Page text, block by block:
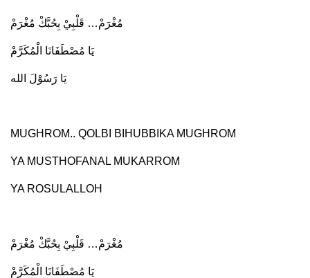
مُغْرَمْ… قَلْبِيْ بِحُبَّكْ مُغْرَمْ
يَا مُصْطَفَانَا الْمُكَرَّمْ
يَا رَسُوْلَ الله
MUGHROM.. QOLBI BIHUBBIKA MUGHROM
YA MUSTHOFANAL MUKARROM
YA ROSULALLOH
مُغْرَمْ… قَلْبِيْ بِحُبَّكْ مُغْرَمْ
يَا مُصْطَفَانَا الْمُكَرَّمْ